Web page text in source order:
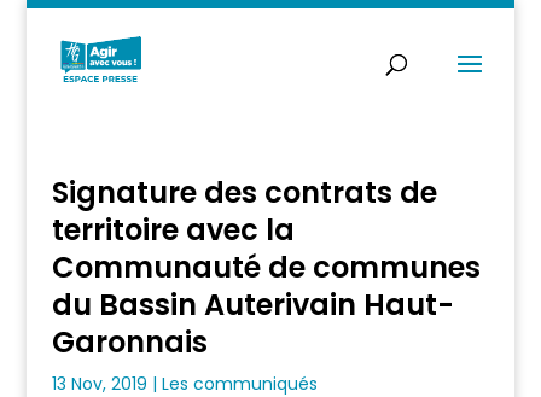
Signature des contrats de
territoire avec la
Communauté de communes
du Bassin Auterivain Haut-
Garonnais
13 Nov, 2019 | Les communiqués